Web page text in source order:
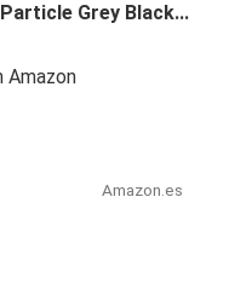
Grey Black...
Amazon
Amazon.es